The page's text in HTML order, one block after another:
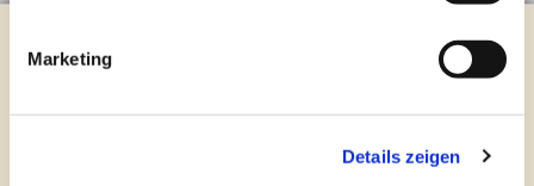
Marketing
Details zeigen
Brockhagener Straße 28 | 33803 Steinhagen
Mail:gemeindeamt@kirche-steinhagen.de